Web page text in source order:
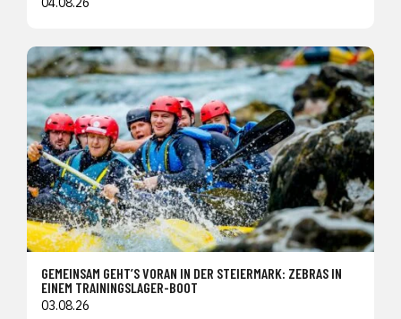
GEMEINSAM GEHT’S VORAN IN DER STEIERMARK: ZEBRAS IN
EINEM TRAININGSLAGER-BOOT
03.08.26